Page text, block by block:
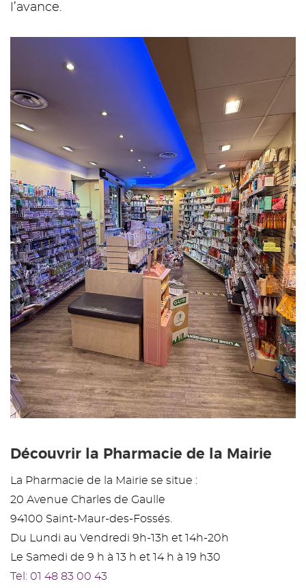
l’avance.
Découvrir la Pharmacie de la Mairie
La Pharmacie de la Mairie se situe :
20 Avenue Charles de Gaulle
94100 Saint-Maur-des-Fossés.
Du Lundi au Vendredi 9h-13h et 14h-20h
Le Samedi de 9 h à 13 h et 14 h à 19 h30
Tel: 01 48 83 00 43